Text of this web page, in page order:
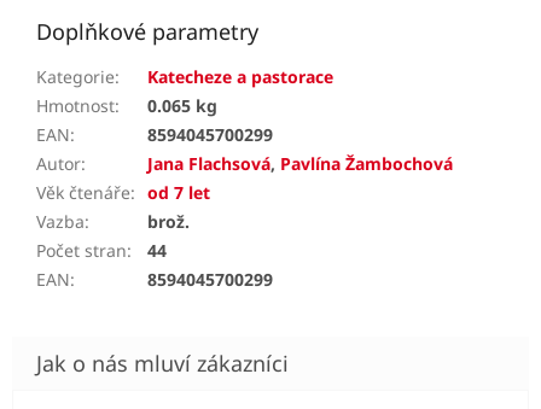
Doplňkové parametry
Kategorie:
Katecheze a pastorace
Hmotnost:
0.065 kg
EAN:
8594045700299
Autor: Jana Flachsová, Pavlína Žambochová
Věk čtenáře: od 7 let
Vazba:
brož.
Počet stran:
44
EAN: 8594045700299